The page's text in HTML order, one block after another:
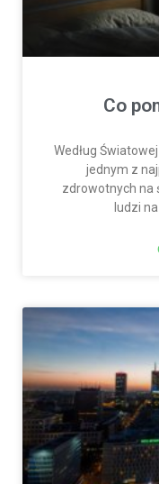
Co
Według
jednym z
zdrowotnych na
ludzi